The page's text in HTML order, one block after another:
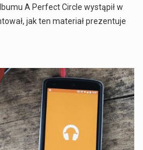
A Perfect Circle wystąpił w
jak ten materiał prezentuje